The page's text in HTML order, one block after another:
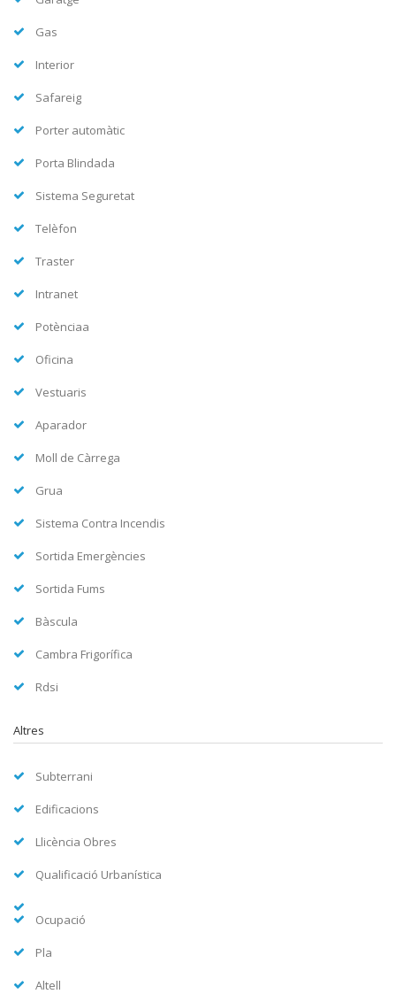
Gas
Interior
Safareig
Porter automàtic
Porta Blindada
Sistema Seguretat
Telèfon
Traster
Intranet
Potènciaa
Oficina
Vestuaris
Aparador
Moll de Càrrega
Grua
Sistema Contra Incendis
Sortida Emergències
Sortida Fums
Bàscula
Cambra Frigorífica
Rdsi
Altres
Subterrani
Edificacions
Llicència Obres
Qualificació Urbanística
Ocupació
Pla
Altell